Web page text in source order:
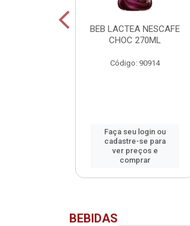
BEB LACTEA NESCAFE
CHOC 270ML
Código: 90914
Faça seu login ou
cadastre-se para
ver preços e
comprar
BEBIDAS